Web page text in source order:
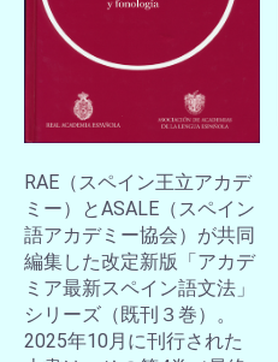
RAE（スペイン王立アカデ
ミー）とASALE（スペイン
語アカデミー協会）が共同
編集した改定新版「アカデ
ミア最新スペイン語文法」
シリーズ（既刊３巻）。
2025年10月に刊行された